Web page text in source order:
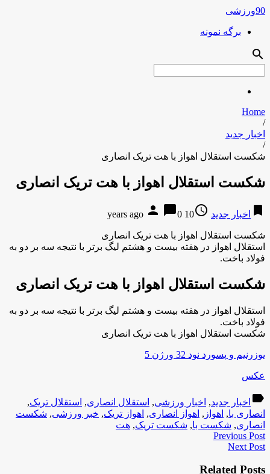
90ورزشی
برگه نمونه
search
Home
/
اخبار جدید
/
شکست استقلال اهواز با هت تریک انصاری
شکست استقلال اهواز با هت تریک انصاری
bookmark اخبار جدید access_time
10 years ago
person chat_bubble0
شکست استقلال اهواز با هت تریک انصاری
استقلال اهواز در هفته بیست و هشتم لیگ برتر با نتیجه سه بر دو به
فولاد باخت.
شکست استقلال اهواز با هت تریک انصاری
استقلال اهواز در هفته بیست و هشتم لیگ برتر با نتیجه سه بر دو به
فولاد باخت.
شکست استقلال اهواز با هت تریک انصاری
یوزرنیم و پسورد نود 32 ورژن 5
عکس
label اخبار جدید, اخبار ورزشی, استقلال انصاری, استقلال تریک,
انصاری با, اهواز , اهواز انصاری, اهواز تریک, خبر ورزشی, شکست
انصاری, شکست با, شکست تریک, هت
Previous Post
Next Post
Related Posts